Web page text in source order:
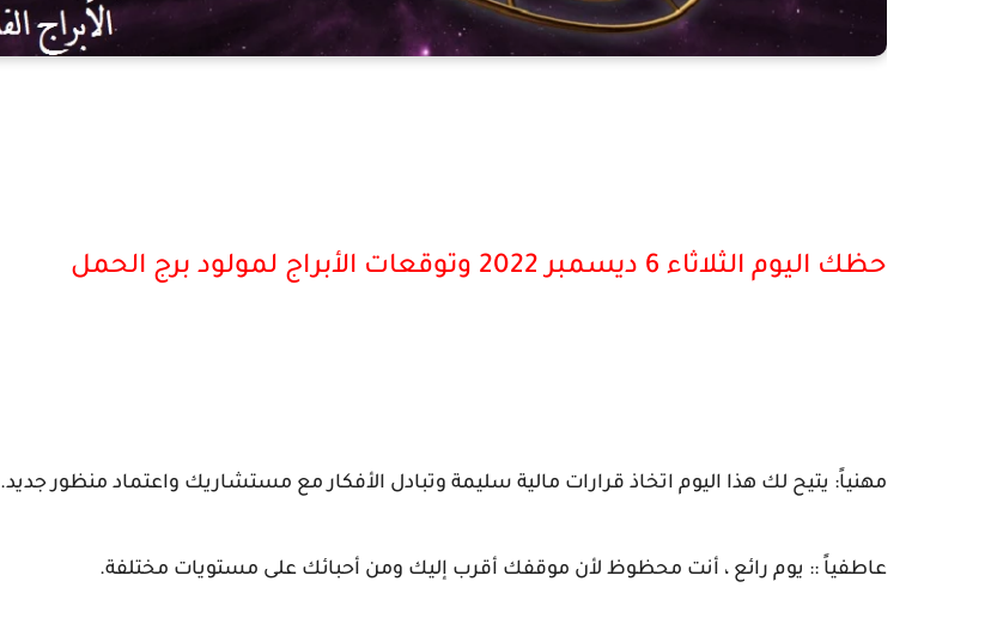
حظك اليوم الثلاثاء 6 ديسمبر 2022 وتوقعات الأبراج لمولود برج الحمل
مهنياً: يتيح لك هذا اليوم اتخاذ قرارات مالية سليمة وتبادل الأفكار مع مستشاريك واعتماد منظور جديد.
عاطفياً :: يوم رائع ، أنت محظوظ لأن موقفك أقرب إليك ومن أحبائك على مستويات مختلفة.